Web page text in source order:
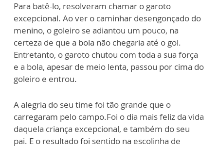
Para batê-lo, resolveram chamar o garoto
excepcional. Ao ver o caminhar desengonçado do
menino, o goleiro se adiantou um pouco, na
certeza de que a bola não chegaria até o gol.
Entretanto, o garoto chutou com toda a sua força
e a bola, apesar de meio lenta, passou por cima do
goleiro e entrou.
A alegria do seu time foi tão grande que o
carregaram pelo campo.Foi o dia mais feliz da vida
daquela criança excepcional, e também do seu
pai. E o resultado foi sentido na escolinha de